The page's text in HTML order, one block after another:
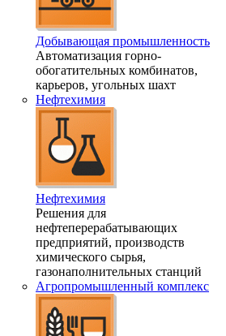
Добывающая промышленность
Автоматизация горно-
обогатительных комбинатов,
карьеров, угольных шахт
Нефтехимия
Нефтехимия
Решения для
нефтеперерабатывающих
предприятий, производств
химического сырья,
газонаполнительных станций
Агропромышленный комплекс